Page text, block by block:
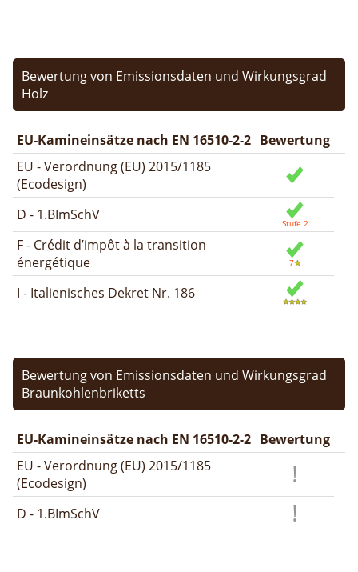
Bewertung von Emissionsdaten und Wirkungsgrad
Holz
EU-Kamineinsätze nach EN 16510-2-2 Bewertung
EU - Verordnung (EU) 2015/1185
(Ecodesign)
D - 1.BImSchV
F - Crédit d’impôt à la transition
énergétique
I - Italienisches Dekret Nr. 186
Bewertung von Emissionsdaten und Wirkungsgrad
Braunkohlenbriketts
EU-Kamineinsätze nach EN 16510-2-2 Bewertung
EU - Verordnung (EU) 2015/1185
(Ecodesign)
D - 1.BImSchV